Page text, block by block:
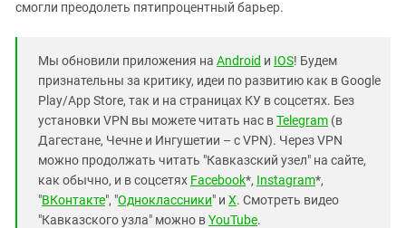
смогли преодолеть пятипроцентный барьер.
Мы обновили приложения на Android и IOS! Будем
признательны за критику, идеи по развитию как в Google
Play/App Store, так и на страницах КУ в соцсетях. Без
установки VPN вы можете читать нас вTelegram (в
Дагестане, Чечне и Ингушетии – с VPN). Через VPN
можно продолжать читать "Кавказский узел" на сайте,
как обычно, и в соцсетях Facebook*, Instagram*,
"ВКонтакте", "Одноклассники" и X. Смотреть видео
"Кавказского узла" можно вYouTube.